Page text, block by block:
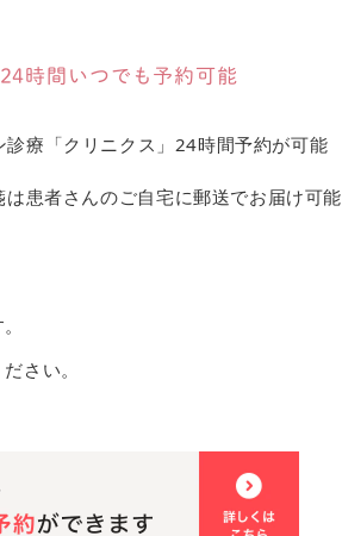
24時間いつでも予約可能
は患者さんのご自宅に郵送でお届け可能
さい。